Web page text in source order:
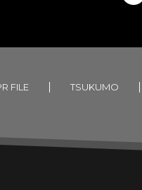
FILE TSUKUMO